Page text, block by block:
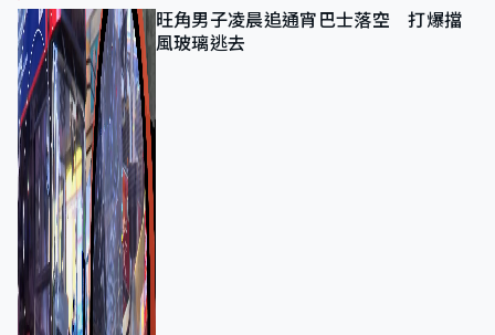
旺角男子凌晨追通宵巴士落空 打爆擋
風玻璃逃去